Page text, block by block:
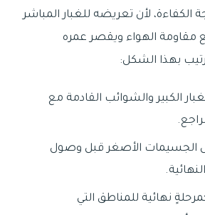
لأن تعريضه للغبار المباشر
مقاومة الهواء ويقصر عمره
بهذا الشكل:
الكبير والشوائب القادمة مع
الجسيمات الأصغر قبل وصول
نهائية للمناطق التي